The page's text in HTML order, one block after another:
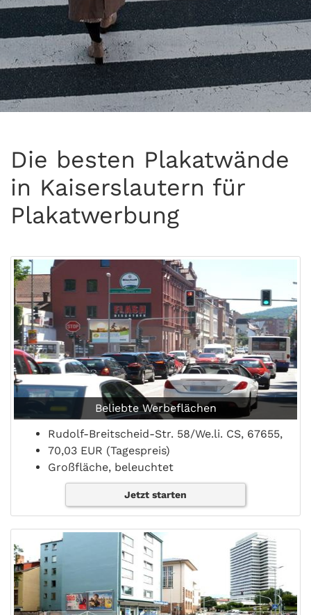
Die besten Plakatwände
in Kaiserslautern für
Plakatwerbung
Beliebte Werbeflächen
Rudolf-Breitscheid-Str. 58/We.li. CS, 67655,
70,03 EUR (Tagespreis)
Großfläche, beleuchtet
Jetzt starten